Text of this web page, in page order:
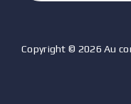
Copyright © 2026 Au